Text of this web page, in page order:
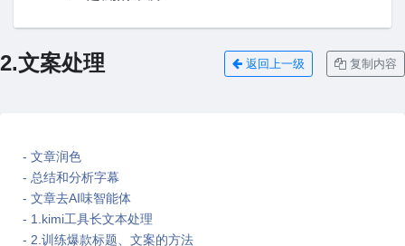
2.文案处理 返回上一级 复制内容
- 文章润色
- 总结和分析字幕
- 文章去AI味智能体
- 1.kimi工具长文本处理
- 2.训练爆款标题、文案的方法